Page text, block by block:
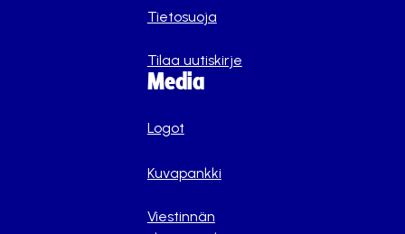
Tietosuoja
Tilaa uutiskirje
Media
Logot
Kuvapankki
Viestinnän